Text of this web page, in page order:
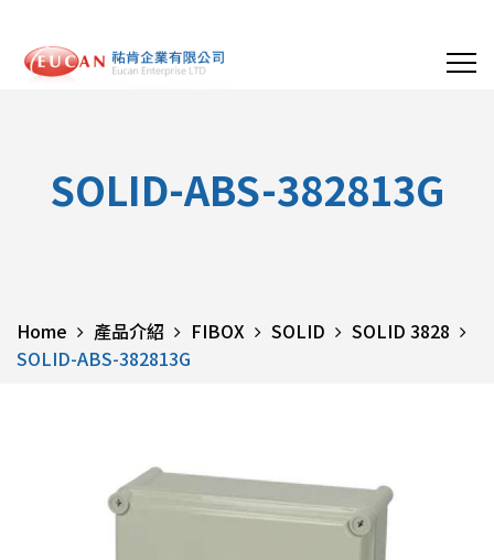
SOLID-ABS-382813G
Home 產品介紹 FIBOX SOLID
SOLID 3828
SOLID-ABS-382813G